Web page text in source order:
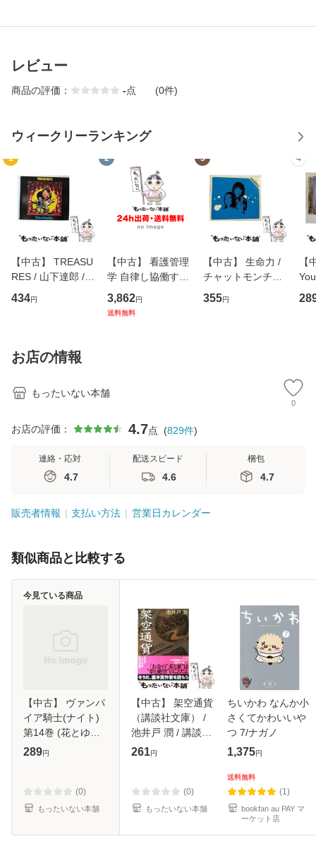
レビュー
商品の評価： -点 (0件)
ウィークリーランキング
1
【中古】 TREASU
RES / 山下達郎 /
イーストウエス
ト・ジャパン [CD]
434円
2
【中古】 看護管理
学 自律し協働する
専門職の看護マネ
ジメントスキル 改
3,862円
送料無料
3
【中古】 生命力 /
チャットモンチー /
キューンレコード
[CD]【メール便送
355円
4
【
のが
お店の情報
もったいない本舗
0
お店の評価： 4.7点 (829件)
連絡・応対
4.7
配送スピード
4.6
梱包
4.7
販売者情報 支払い方法 営業日カレンダー
類似商品と比較する
【中古】 ヴァンパ
イア騎士(ナイト)
第14巻 (花とゆめ
comics) / 樋野まつ
無料】
289円
(0)
もったいない本舗
今見ている商品
【中古】 架空通貨
（講談社文庫） /
池井戸 潤 / 講談社
[文庫]【メール便送
261円
(0)
もったいない本舗
ちいかわ なんか小
さくてかわいいや
つ 7/ナガノ
1,375円
送料無料
(1)
bookfan au PAY マ
ーケット店